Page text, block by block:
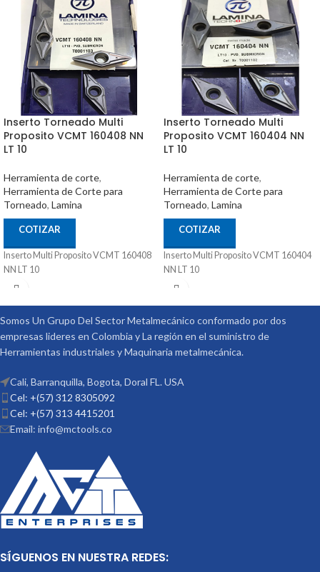
Inserto Torneado Multi
Proposito VCMT 160408 NN
LT 10
Herramienta de corte,
Herramienta de Corte para
Torneado, Lamina
COTIZAR
Inserto Multi Proposito VCMT 160408
NN LT 10
Inserto Torneado Multi
Proposito VCMT 160404 NN
LT 10
Herramienta de corte,
Herramienta de Corte para
Torneado, Lamina
COTIZAR
Inserto Multi Proposito VCMT 160404
NN LT 10
Somos Un Grupo Del Sector Metalmecánico conformado por dos
empresas lideres en Colombia y La región en el suministro de
Herramientas industriales y Maquinaria metalmecánica.
Cali, Barranquilla, Bogota, Doral FL. USA
Cel: +(57) 312 8305092
Cel: +(57) 313 4415201
Email: info@mctools.co
SÍGUENOS EN NUESTRA REDES: